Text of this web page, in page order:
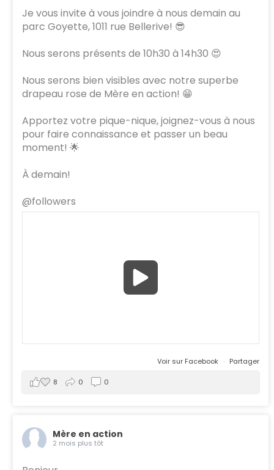
Je vous invite à vous joindre à nous demain au
parc Goyette, 1011 rue Bellerive! 😎
Nous serons présents de 10h30 à 14h30 😍
Nous serons bien visibles avec notre superbe
drapeau rose de Mère en action! 😁
Apportez votre pique-nique, joignez-vous à nous
pour faire connaissance et passer un beau
moment! 🌟
À demain!
@followers
Voir sur Facebook · Partager
8 0 0
Mère en action
2 mois plus tôt